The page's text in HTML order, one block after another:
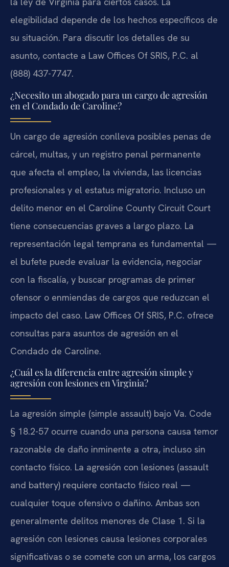
elegibilidad depende de los hechos específicos de
su situación. Para discutir los detalles de su
asunto, contacte a Law Offices Of SRIS, P.C. al
(888) 437-7747.
¿Necesito un abogado para un cargo de agresión
en el Condado de Caroline?
Un cargo de agresión conlleva posibles penas de
cárcel, multas, y un registro penal permanente
que afecta el empleo, la vivienda, las licencias
profesionales y el estatus migratorio. Incluso un
delito menor en el Caroline County Circuit Court
tiene consecuencias graves a largo plazo. La
representación legal temprana es fundamental —
el bufete puede evaluar la evidencia, negociar
con la fiscalía, y buscar programas de primer
ofensor o enmiendas de cargos que reduzcan el
impacto del caso. Law Offices Of SRIS, P.C. ofrece
consultas para asuntos de agresión en el
Condado de Caroline.
¿Cuál es la diferencia entre agresión simple y
agresión con lesiones en Virginia?
La agresión simple (simple assault) bajo Va. Code
§ 18.2-57 ocurre cuando una persona causa temor
razonable de daño inminente a otra, incluso sin
contacto físico. La agresión con lesiones (assault
and battery) requiere contacto físico real —
cualquier toque ofensivo o dañino. Ambas son
generalmente delitos menores de Clase 1. Si la
agresión con lesiones causa lesiones corporales
significativas o se comete con un arma, los cargos